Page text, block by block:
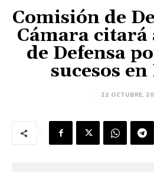
Comisión de
Cámara
de Defensa
sucesos en
22 OCTUBRE,